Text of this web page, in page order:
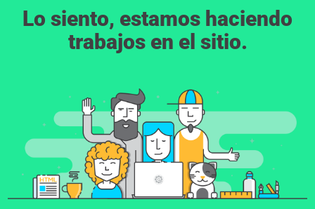
Lo siento, estamos haciendo
trabajos en el sitio.